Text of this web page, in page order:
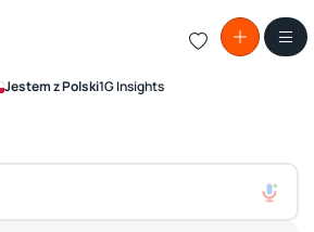
Jestem z Polski1G Insights